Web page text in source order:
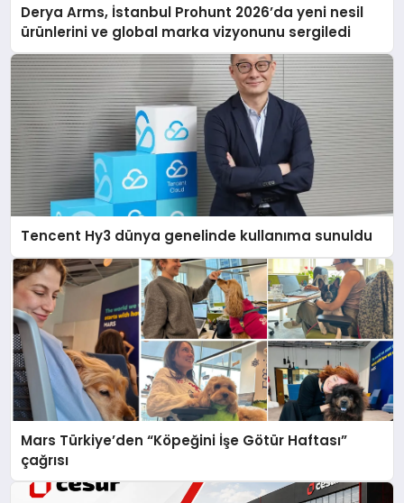
Derya Arms, İstanbul Prohunt 2026’da yeni nesil
ürünlerini ve global marka vizyonunu sergiledi
Tencent Hy3 dünya genelinde kullanıma sunuldu
Mars Türkiye’den “Köpeğini İşe Götür Haftası”
çağrısı